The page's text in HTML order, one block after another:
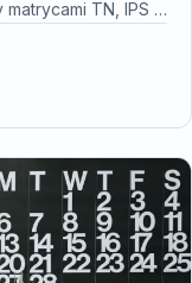
TN, IPS i